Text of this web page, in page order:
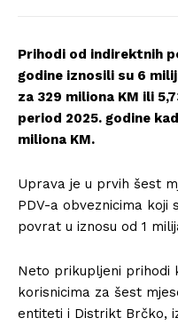
Prihodi od indirektnih
godine iznosili su 6
za 329 miliona KM ili
period 2025. godine
miliona KM.
Uprava je u prvih šest
PDV-a obveznicima
povrat u iznosu od 1
Neto prikupljeni prihodi
korisnicima za šest
entiteti i Distrikt Brčko,